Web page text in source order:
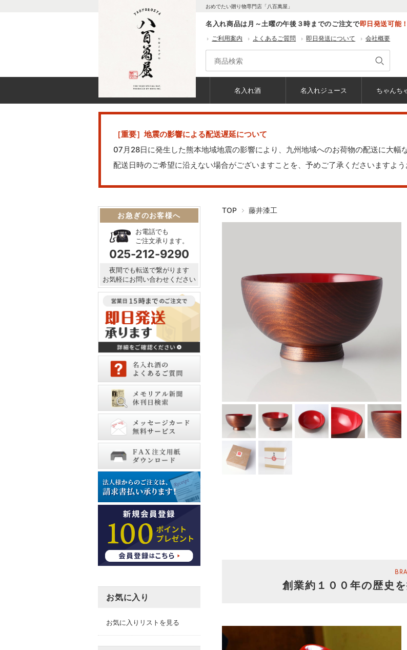
おめでたい贈り物専門店「八百萬屋」
名入れ商品は月～土曜の午後３時までのご注文で即日発送可能！
ご利用案内 よくあるご質問 即日発送について 会社概要
名入れ酒 名入れジュース ちゃんち
［重要］地震の影響による配送遅延について
07月28日に発生した熊本地域地震の影響により、九州地域へのお荷物の配送に大幅
配送日時のご希望に沿えない場合がございますことを、予めご了承くださいますよう
TOP 藤井漆工
創業約１００年の歴史を
お急ぎのお客様へ
お電話でも
ご注文承ります。
025-212-9290
夜間でも転送で繋がります
お気軽にお問い合わせください
お気に入り
お気に入りリストを見る